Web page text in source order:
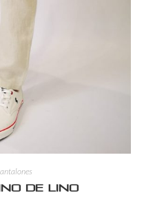
de lino